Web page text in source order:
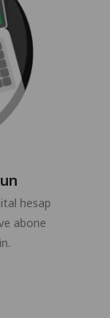
hesap
abone